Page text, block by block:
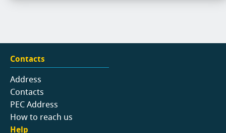
Contacts
Address
Contacts
PEC Address
How to reach us
Help